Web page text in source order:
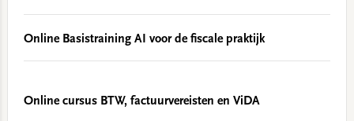
Online Basistraining AI voor de fiscale praktijk
Online cursus BTW, factuurvereisten en ViDA